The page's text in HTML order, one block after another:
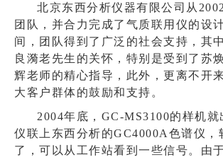
北京东西分析仪器有限公司从
团队，并合力完成了气质联用仪的设
间，团队得到了广泛的社会支持，其
良漪老先生的关怀，特别是受到了苏
辉老师的精心指导，此外，更离不开
大客户群体的鼓励和支持。
2004年底，GC-MS3100的样机
仪联上东西分析的GC4000A色谱仪，
了，可以从工作站看到一些信号。由